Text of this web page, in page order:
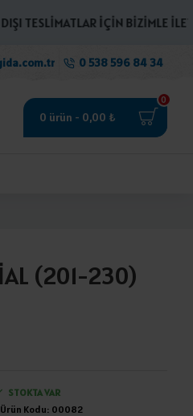
TESLİMATLAR İÇİN BİZİMLE
0 538 596 84 34
0 ürün - 0,00 ₺
0
(201-230)
STOKTA VAR
Ürün Kodu: 00082